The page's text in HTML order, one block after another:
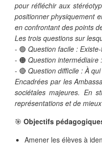
pour réfléchir aux
positionner physiquement
en confrontant des points
Les trois questions sur
- 🟢 Question facile :
- 🟠 Question intermédiaire
- 🔴 Question difficile : À
Encadrées par les
sociétales majeures. En
représentations et de
🎯 Objectifs
Amener les élèves à